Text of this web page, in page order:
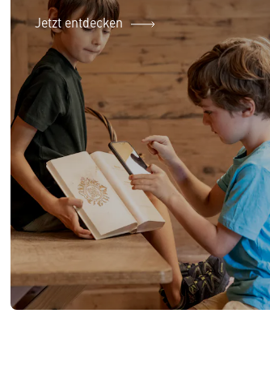
Jetzt entdecken